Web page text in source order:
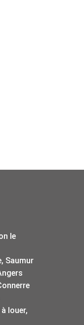
le
Saumur
louer,